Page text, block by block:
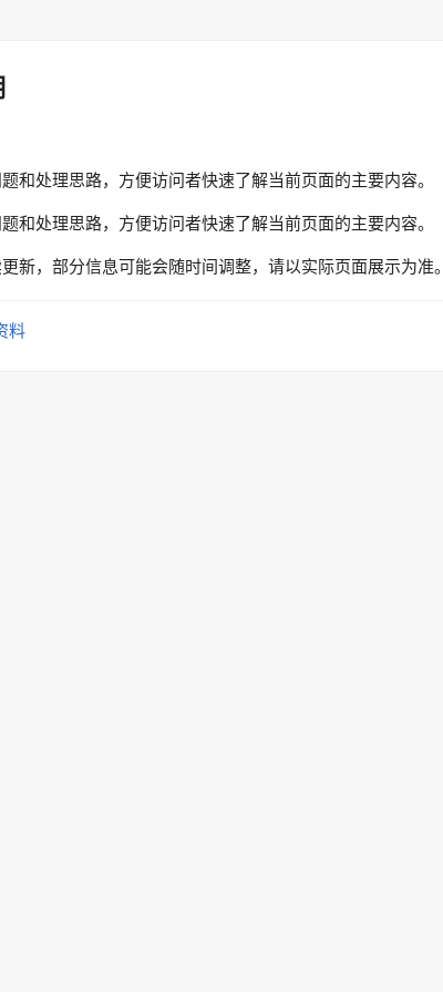
和处理思路，方便访问者快速了解当前页面的主要内容。
和处理思路，方便访问者快速了解当前页面的主要内容。
新，部分信息可能会随时间调整，请以实际页面展示为准。
料